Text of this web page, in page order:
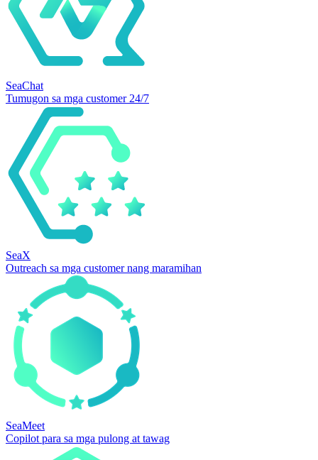
SeaChat
Tumugon sa mga customer 24/7
SeaX
Outreach sa mga customer nang maramihan
SeaMeet
Copilot para sa mga pulong at tawag